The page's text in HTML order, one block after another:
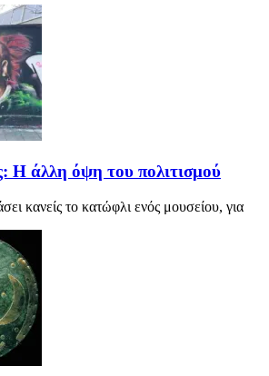
Η άλλη όψη του πολιτισμού
κανείς το κατώφλι ενός μουσείου, για